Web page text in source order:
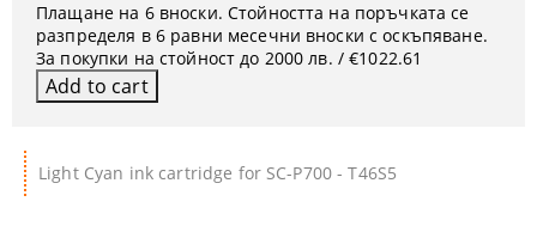
Light Cyan ink cartridge for SC-P700 - T46S5
Плащане на 6 вноски. Стойността на поръчката се
разпределя в 6 равни месечни вноски с оскъпяване.
За покупки на стойност до 2000 лв. / €1022.61